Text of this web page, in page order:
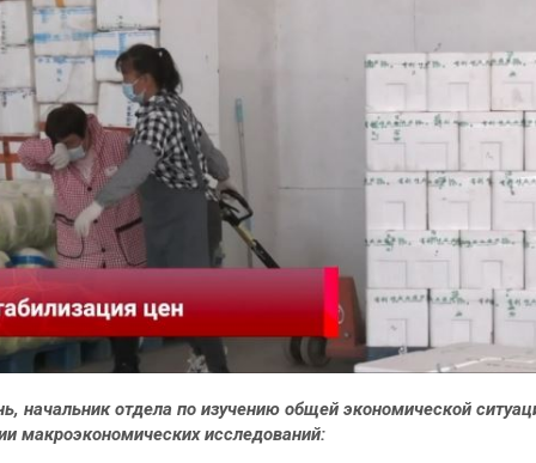
начальник отдела по изучению общей экономической
макроэкономических исследований: